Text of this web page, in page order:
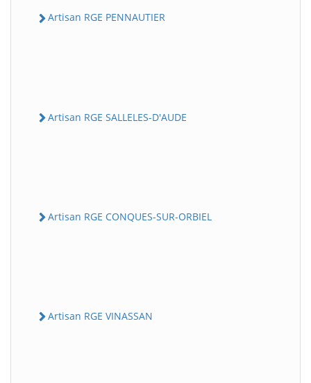
Artisan RGE PENNAUTIER
Artisan RGE SALLELES-D'AUDE
Artisan RGE CONQUES-SUR-ORBIEL
Artisan RGE VINASSAN